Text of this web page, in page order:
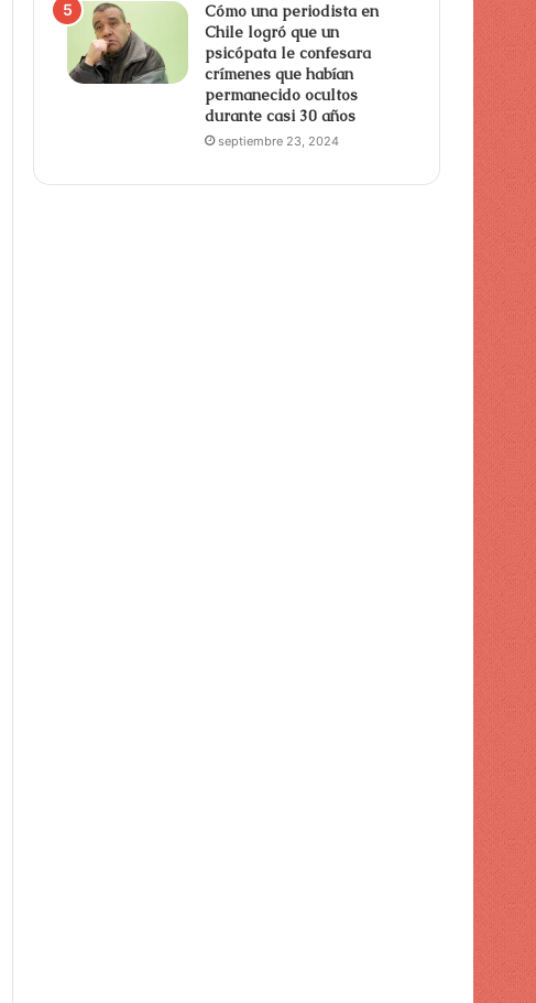
Cómo una periodista en
Chile logró que un
psicópata le confesara
crímenes que habían
permanecido ocultos
durante casi 30 años
septiembre 23, 2024